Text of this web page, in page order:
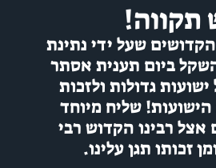
שעל ידי נתינת
תענית אסתר
גדולות ולזכות
שליח מיוחד
הקדוש רבי
תגן עלינו.